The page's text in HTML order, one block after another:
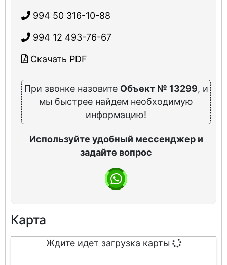
994 50 316-10-88
994 12 493-76-67
Скачать PDF
При звонке назовите Объект № 13299, и
мы быстрее найдем необходимую
информацию!
Используйте удобный мессенджер и
задайте вопрос
Карта
Ждите идет загрузка карты